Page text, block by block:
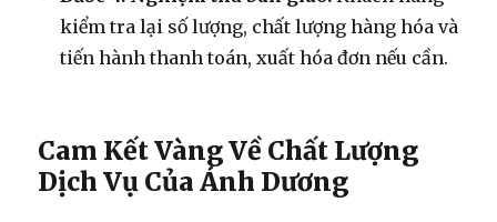
kiểm tra lại số lượng, chất lượng hàng hóa và
tiến hành thanh toán, xuất hóa đơn nếu cần.
Cam Kết Vàng Về Chất Lượng
Dịch Vụ Của Ánh Dương